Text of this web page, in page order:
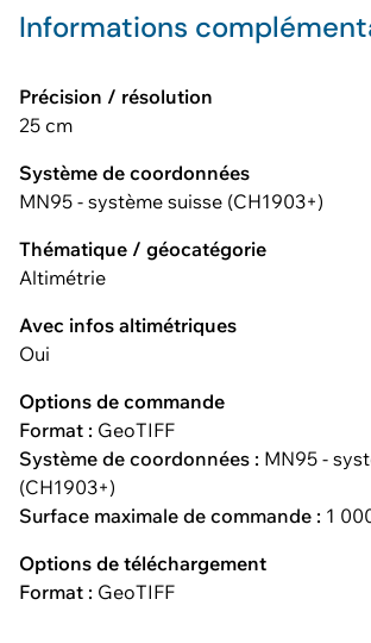
Informations
Précision / résolution
25 cm
Système de coordonnées
MN95 - système suisse (CH1903+)
Thématique / géocatégorie
Altimétrie
Avec infos altimétriques
Oui
Options de commande
Format : GeoTIFF
Système de coordonnées : MN95 -
(CH1903+)
Surface maximale de commande : 1
Options de téléchargement
Format : GeoTIFF